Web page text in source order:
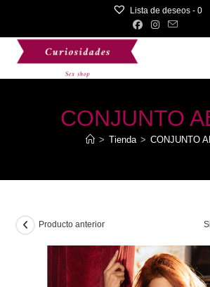
contenido
Lista de deseos - 0
CONJUNTO
> Tienda > CONJUNTO
Producto anterior